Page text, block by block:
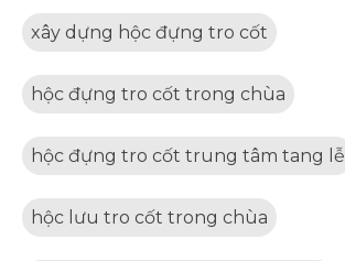
xây dựng hộc đựng tro cốt
hộc đựng tro cốt trong chùa
hộc đựng tro cốt trung tâm tang lễ
hộc lưu tro cốt trong chùa